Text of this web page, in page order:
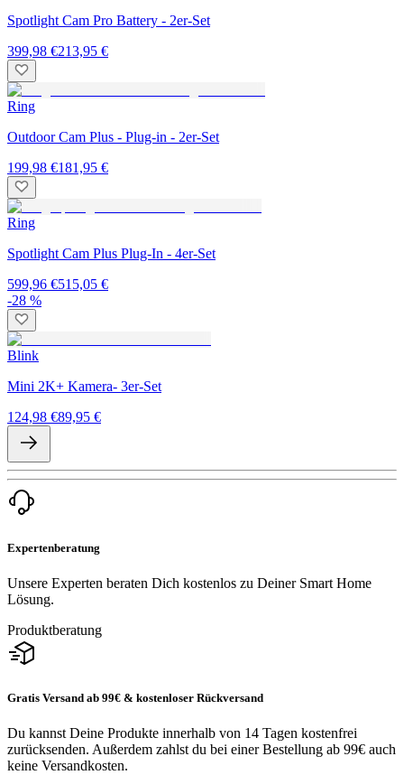
Spotlight Cam Pro Battery - 2er-Set
399,98 €213,95 €
Ring
Outdoor Cam Plus - Plug-in - 2er-Set
199,98 €181,95 €
Ring
Spotlight Cam Plus Plug-In - 4er-Set
599,96 €515,05 €
-28 %
Blink
Mini 2K+ Kamera- 3er-Set
124,98 €89,95 €
Expertenberatung
Unsere Experten beraten Dich kostenlos zu Deiner Smart Home
Lösung.
Produktberatung
Gratis Versand ab 99€ & kostenloser Rückversand
Du kannst Deine Produkte innerhalb von 14 Tagen kostenfrei
zurücksenden. Außerdem zahlst du bei einer Bestellung ab 99€ auch
keine Versandkosten.